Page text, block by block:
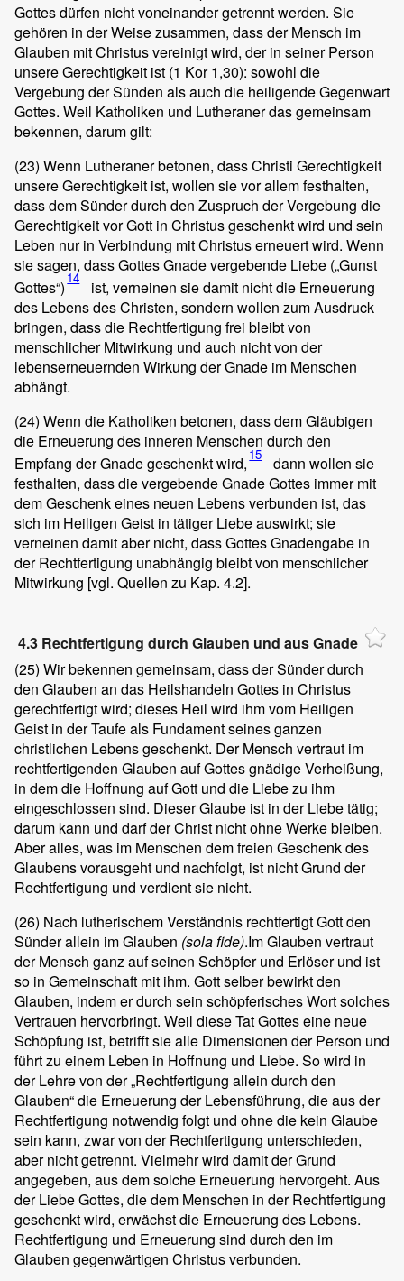
Gottes dürfen nicht voneinander getrennt werden. Sie
gehören in der Weise zusammen, dass der Mensch im
Glauben mit Christus vereinigt wird, der in seiner Person
unsere Gerechtigkeit ist (1 Kor 1,30): sowohl die
Vergebung der Sünden als auch die heiligende Gegenwart
Gottes. Weil Katholiken und Lutheraner das gemeinsam
bekennen, darum gilt:
(23) Wenn Lutheraner betonen, dass Christi Gerechtigkeit
unsere Gerechtigkeit ist, wollen sie vor allem festhalten,
dass dem Sünder durch den Zuspruch der Vergebung die
Gerechtigkeit vor Gott in Christus geschenkt wird und sein
Leben nur in Verbindung mit Christus erneuert wird. Wenn
sie sagen, dass Gottes Gnade vergebende Liebe („Gunst
Gottes“) 14
ist, verneinen sie damit nicht die Erneuerung
des Lebens des Christen, sondern wollen zum Ausdruck
bringen, dass die Rechtfertigung frei bleibt von
menschlicher Mitwirkung und auch nicht von der
lebenserneuernden Wirkung der Gnade im Menschen
abhängt.
(24) Wenn die Katholiken betonen, dass dem Gläubigen
die Erneuerung des inneren Menschen durch den
Empfang der Gnade geschenkt wird, 15
dann wollen sie
festhalten, dass die vergebende Gnade Gottes immer mit
dem Geschenk eines neuen Lebens verbunden ist, das
sich im Heiligen Geist in tätiger Liebe auswirkt; sie
verneinen damit aber nicht, dass Gottes Gnadengabe in
der Rechtfertigung unabhängig bleibt von menschlicher
Mitwirkung [vgl. Quellen zu Kap. 4.2].
4.3 Rechtfertigung durch Glauben und aus Gnade
(25) Wir bekennen gemeinsam, dass der Sünder durch
den Glauben an das Heilshandeln Gottes in Christus
gerechtfertigt wird; dieses Heil wird ihm vom Heiligen
Geist in der Taufe als Fundament seines ganzen
christlichen Lebens geschenkt. Der Mensch vertraut im
rechtfertigenden Glauben auf Gottes gnädige Verheißung,
in dem die Hoffnung auf Gott und die Liebe zu ihm
eingeschlossen sind. Dieser Glaube ist in der Liebe tätig;
darum kann und darf der Christ nicht ohne Werke bleiben.
Aber alles, was im Menschen dem freien Geschenk des
Glaubens vorausgeht und nachfolgt, ist nicht Grund der
Rechtfertigung und verdient sie nicht.
(26) Nach lutherischem Verständnis rechtfertigt Gott den
Sünder allein im Glauben (sola fide).Im Glauben vertraut
der Mensch ganz auf seinen Schöpfer und Erlöser und ist
so in Gemeinschaft mit ihm. Gott selber bewirkt den
Glauben, indem er durch sein schöpferisches Wort solches
Vertrauen hervorbringt. Weil diese Tat Gottes eine neue
Schöpfung ist, betrifft sie alle Dimensionen der Person und
führt zu einem Leben in Hoffnung und Liebe. So wird in
der Lehre von der „Rechtfertigung allein durch den
Glauben“ die Erneuerung der Lebensführung, die aus der
Rechtfertigung notwendig folgt und ohne die kein Glaube
sein kann, zwar von der Rechtfertigung unterschieden,
aber nicht getrennt. Vielmehr wird damit der Grund
angegeben, aus dem solche Erneuerung hervorgeht. Aus
der Liebe Gottes, die dem Menschen in der Rechtfertigung
geschenkt wird, erwächst die Erneuerung des Lebens.
Rechtfertigung und Erneuerung sind durch den im
Glauben gegenwärtigen Christus verbunden.